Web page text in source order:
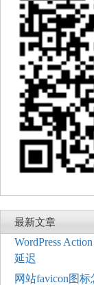
最新文章
WordPress
延迟
网站favicon图